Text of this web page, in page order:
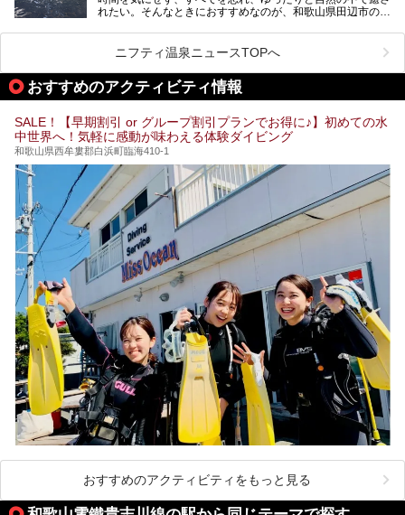
す。
します。
れたい。そんなときにおすすめなのが、和歌山県田辺市の
の豊かな山々を眺めながら、どんどん期待が膨らみますよ。
「わたらせ温泉」では、温泉に入れるだけではなく、地元の
特産品を使った食事をいただける「露天食堂」でお腹も満た
すことができます。ぜひチェックしてくださいね。
ニフティ温泉ニュースTOPへ
おすすめのアクティビティ情報
SALE！【早期割引 or グループ割引プランでお得に♪】初めての水
中世界へ！気軽に感動が味わえる体験ダイビング
和歌山県西牟婁郡白浜町臨海410-1
おすすめのアクティビティをもっと見る